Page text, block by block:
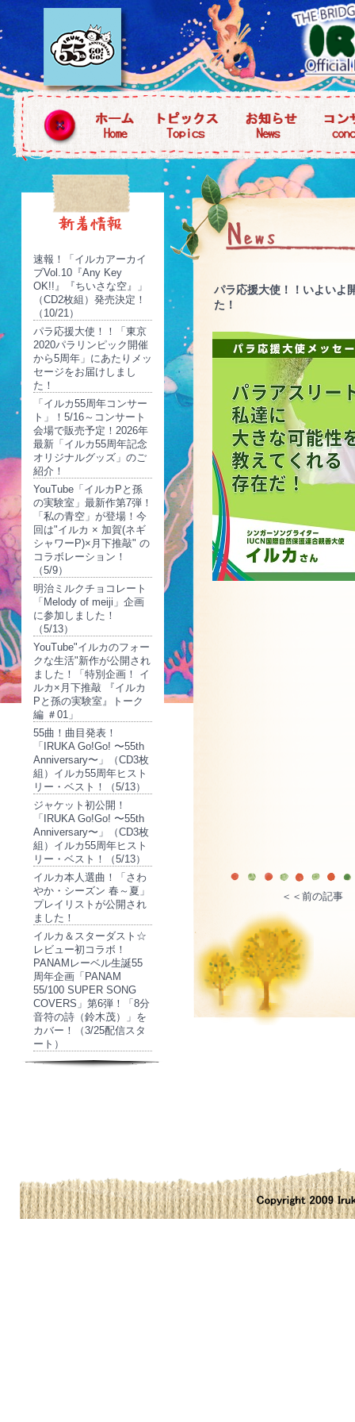
速報！「イルカアーカイ
ブVol.10『Any Key
OK!!』『ちいさな空』」
（CD2枚組）発売決定！
（10/21）
パラ応援大使！！「東京
2020パラリンピック開催
から5周年」にあたりメッ
セージをお届けしまし
た！
「イルカ55周年コンサー
ト」！5/16～コンサート
会場で販売予定！2026年
最新「イルカ55周年記念
オリジナルグッズ」のご
紹介！
YouTube「イルカPと孫
の実験室」最新作第7弾！
「私の青空」が登場！今
回は"イルカ × 加賀(ネギ
シャワーP)×月下推敲" の
コラボレーション！
（5/9）
明治ミルクチョコレート
「Melody of meiji」企画
に参加しました！
（5/13）
YouTube"イルカのフォー
クな生活"新作が公開され
ました！「特別企画！ イ
ルカ×月下推敲 『イルカ
Pと孫の実験室』トーク
編 ＃01」
55曲！曲目発表！
「IRUKA Go!Go! 〜55th
Anniversary〜」（CD3枚
組）イルカ55周年ヒスト
リー・ベスト！（5/13）
ジャケット初公開！
「IRUKA Go!Go! 〜55th
Anniversary〜」（CD3枚
組）イルカ55周年ヒスト
リー・ベスト！（5/13）
イルカ本人選曲！「さわ
やか・シーズン 春～夏」
プレイリストが公開され
ました！
イルカ＆スターダスト☆
レビュー初コラボ！
PANAMレーベル生誕55
周年企画「PANAM
55/100 SUPER SONG
COVERS」第6弾！「8分
音符の詩（鈴木茂）」を
カバー！（3/25配信スタ
ート）
パラ応援大使！！いよいよ
た！
＜＜前の記事